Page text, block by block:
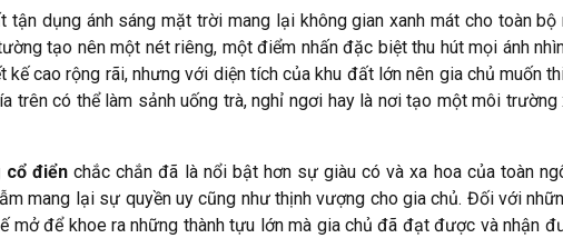
dụng ánh sáng mặt trời mang lại không gian xanh mát cho toàn bộ
tạo nên một nét riêng, một điểm nhấn đặc biệt thu hút mọi ánh
kế cao rộng rãi, nhưng với diện tích của khu đất lớn nên gia chủ muốn
trên có thể làm sảnh uống trà, nghỉ ngơi hay là nơi tạo một môi trường
cổ điển chắc chắn đã là nổi bật hơn sự giàu có và xa hoa của toàn
mang lại sự quyền uy cũng như thịnh vượng cho gia chủ. Đối với
mở để khoe ra những thành tựu lớn mà gia chủ đã đạt được và nhận